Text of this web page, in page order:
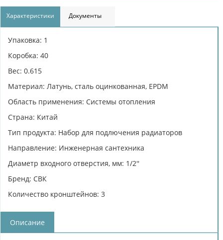
Характеристики Документы
Упаковка: 1
Коробка: 40
Вес: 0.615
Материал: Латунь, сталь оцинкованная, EPDM
Область применения: Системы отопления
Страна: Китай
Тип продукта: Набор для подлючения радиаторов
Направление: Инженерная сантехника
Диаметр входного отверстия, мм: 1/2''
Бренд: СВК
Количество кронштейнов: 3
Описание